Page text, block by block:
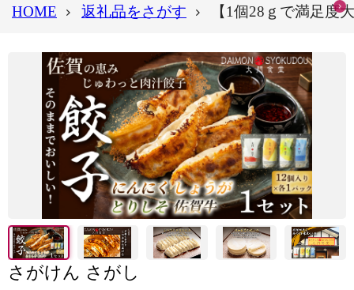
HOME 返礼品をさがす 【1個28ｇで満足度
さがけん さがし